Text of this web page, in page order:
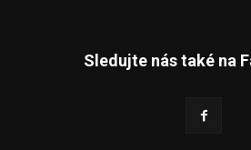
Sledujte nás také na